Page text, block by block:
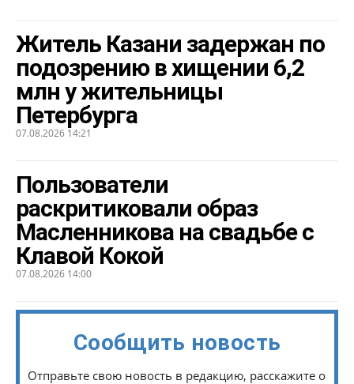
Житель Казани задержан по
подозрению в хищении 6,2
млн у жительницы
Петербурга
07.08.2026 14:21
Пользователи
раскритиковали образ
Масленникова на свадьбе с
Клавой Кокой
07.08.2026 14:00
Сообщить новость
Отправьте свою новость в редакцию, расскажите о